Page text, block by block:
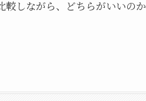
較しながら、どちらがいいのか